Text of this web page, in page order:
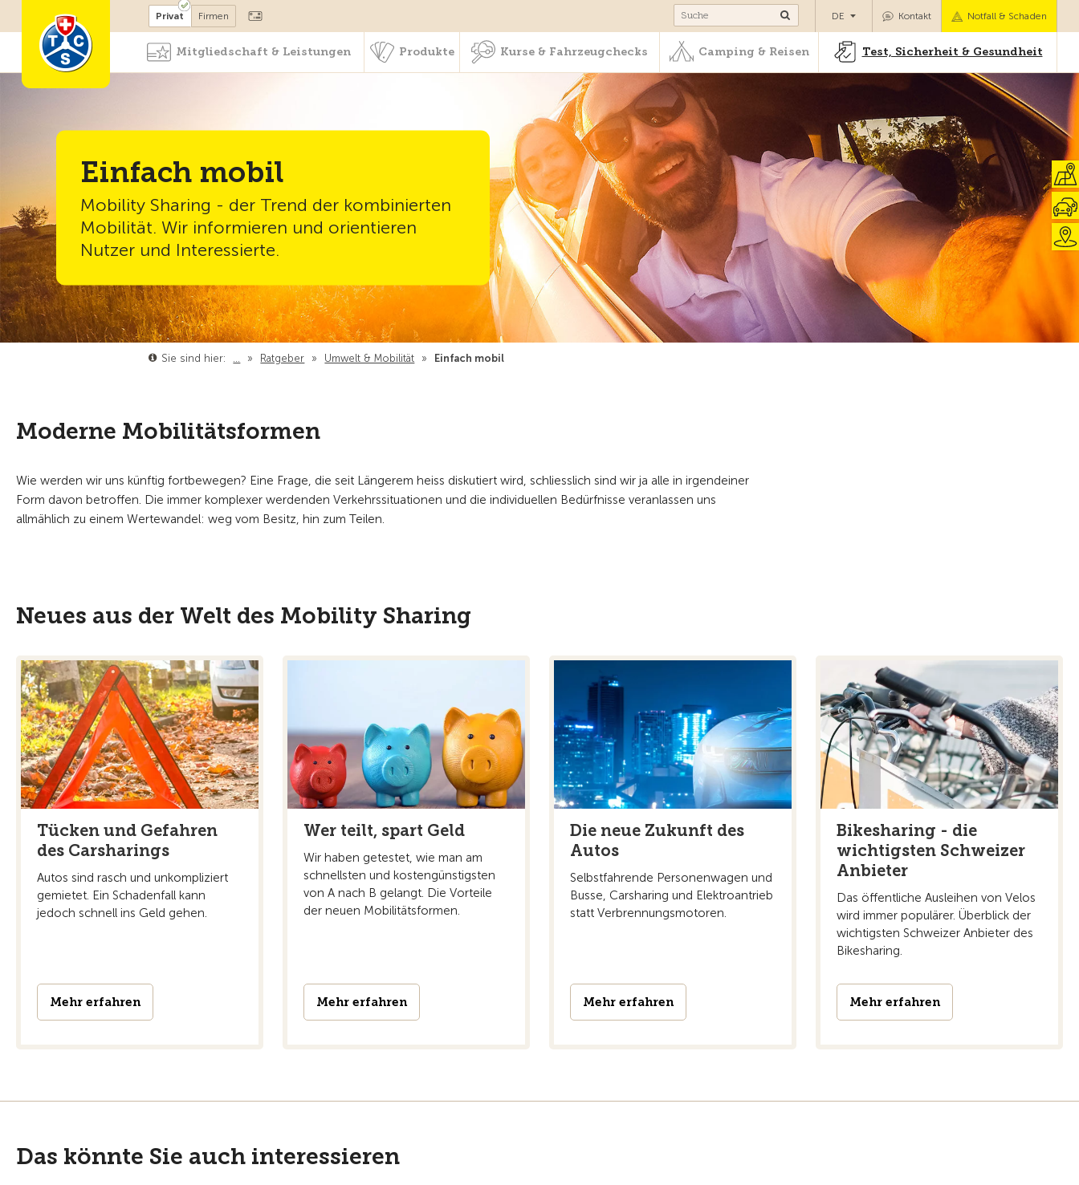
Mitglied werden Kurse & Fahrzeugchecks Camping & Reisen Test, Sicherheit & Gesundheit
Privat Firmen Kontakt Notfall & Schaden
DE
Mitgliedschaft & Leistungen Produkte Kurse & Fahrzeugchecks Camping & Reisen Test, Sicherheit & Gesundheit
Einfach mobil
Mobility Sharing - der Trend der kombinierten
Mobilität. Wir informieren und orientieren
Nutzer und Interessierte.
Sie sind hier: … » Ratgeber » Umwelt & Mobilität » Einfach mobil
Moderne Mobilitätsformen
Wie werden wir uns künftig fortbewegen? Eine Frage, die seit Längerem heiss diskutiert wird, schliesslich sind wir ja alle in irgendeiner
Form davon betroffen. Die immer komplexer werdenden Verkehrssituationen und die individuellen Bedürfnisse veranlassen uns
allmählich zu einem Wertewandel: weg vom Besitz, hin zum Teilen.
Neues aus der Welt des Mobility Sharing
Tücken und Gefahren
des Carsharings
Autos sind rasch und unkompliziert
gemietet. Ein Schadenfall kann
jedoch schnell ins Geld gehen.
Mehr erfahren
Wer teilt, spart Geld
Wir haben getestet, wie man am
schnellsten und kostengünstigsten
von A nach B gelangt. Die Vorteile
der neuen Mobilitätsformen.
Mehr erfahren
Die neue Zukunft des
Autos
Selbstfahrende Personenwagen und
Busse, Carsharing und Elektroantrieb
statt Verbrennungsmotoren.
Mehr erfahren
Bikesharing - die
wichtigsten Schweizer
Anbieter
Das öffentliche Ausleihen von Velos
wird immer populärer. Überblick der
wichtigsten Schweizer Anbieter des
Bikesharing.
Mehr erfahren
Das könnte Sie auch interessieren